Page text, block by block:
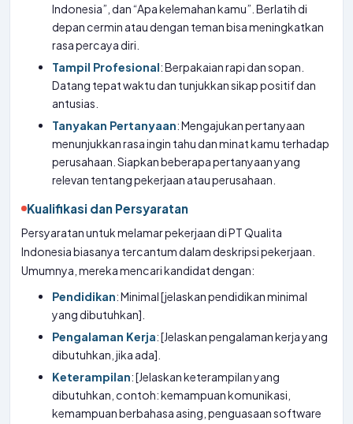
Indonesia”, dan “Apa kelemahan kamu”. Berlatih di
depan cermin atau dengan teman bisa meningkatkan
rasa percaya diri.
Tampil Profesional: Berpakaian rapi dan sopan.
Datang tepat waktu dan tunjukkan sikap positif dan
antusias.
Tanyakan Pertanyaan: Mengajukan pertanyaan
menunjukkan rasa ingin tahu dan minat kamu terhadap
perusahaan. Siapkan beberapa pertanyaan yang
relevan tentang pekerjaan atau perusahaan.
Kualifikasi dan Persyaratan
Persyaratan untuk melamar pekerjaan di PT Qualita
Indonesia biasanya tercantum dalam deskripsi pekerjaan.
Umumnya, mereka mencari kandidat dengan:
Pendidikan: Minimal [jelaskan pendidikan minimal
yang dibutuhkan].
Pengalaman Kerja: [Jelaskan pengalaman kerja yang
dibutuhkan, jika ada].
Keterampilan: [Jelaskan keterampilan yang
dibutuhkan, contoh: kemampuan komunikasi,
kemampuan berbahasa asing, penguasaan software